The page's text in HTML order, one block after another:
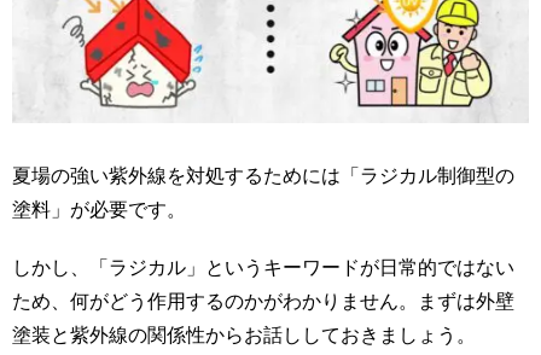
夏場の強い紫外線を対処するためには「ラジカル制御型の
塗料」が必要です。
しかし、「ラジカル」というキーワードが日常的ではない
ため、何がどう作用するのかがわかりません。まずは外壁
塗装と紫外線の関係性からお話ししておきましょう。